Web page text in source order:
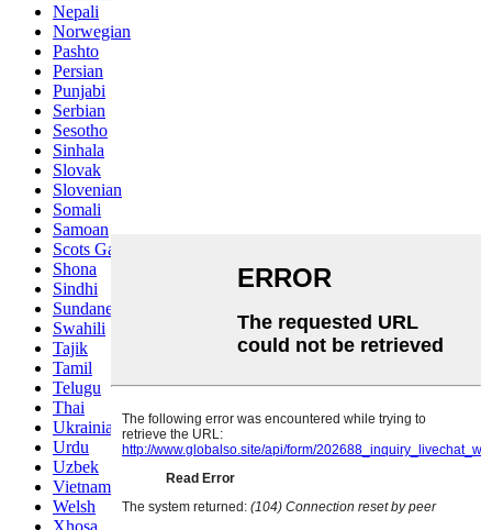
Nepali
Norwegian
Pashto
Persian
Punjabi
Serbian
Sesotho
Sinhala
Slovak
Slovenian
Somali
Samoan
Scots Gaelic
Shona
Sindhi
Sundanese
Swahili
Tajik
Tamil
Telugu
Thai
Ukrainian
Urdu
Uzbek
Vietnamese
Welsh